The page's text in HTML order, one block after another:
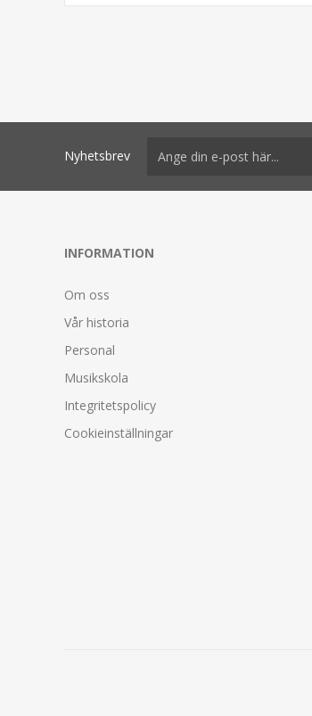
Nyhetsbrev
INFORMATION
Om oss
Vår historia
Personal
Musikskola
Integritetspolicy
Cookieinställningar